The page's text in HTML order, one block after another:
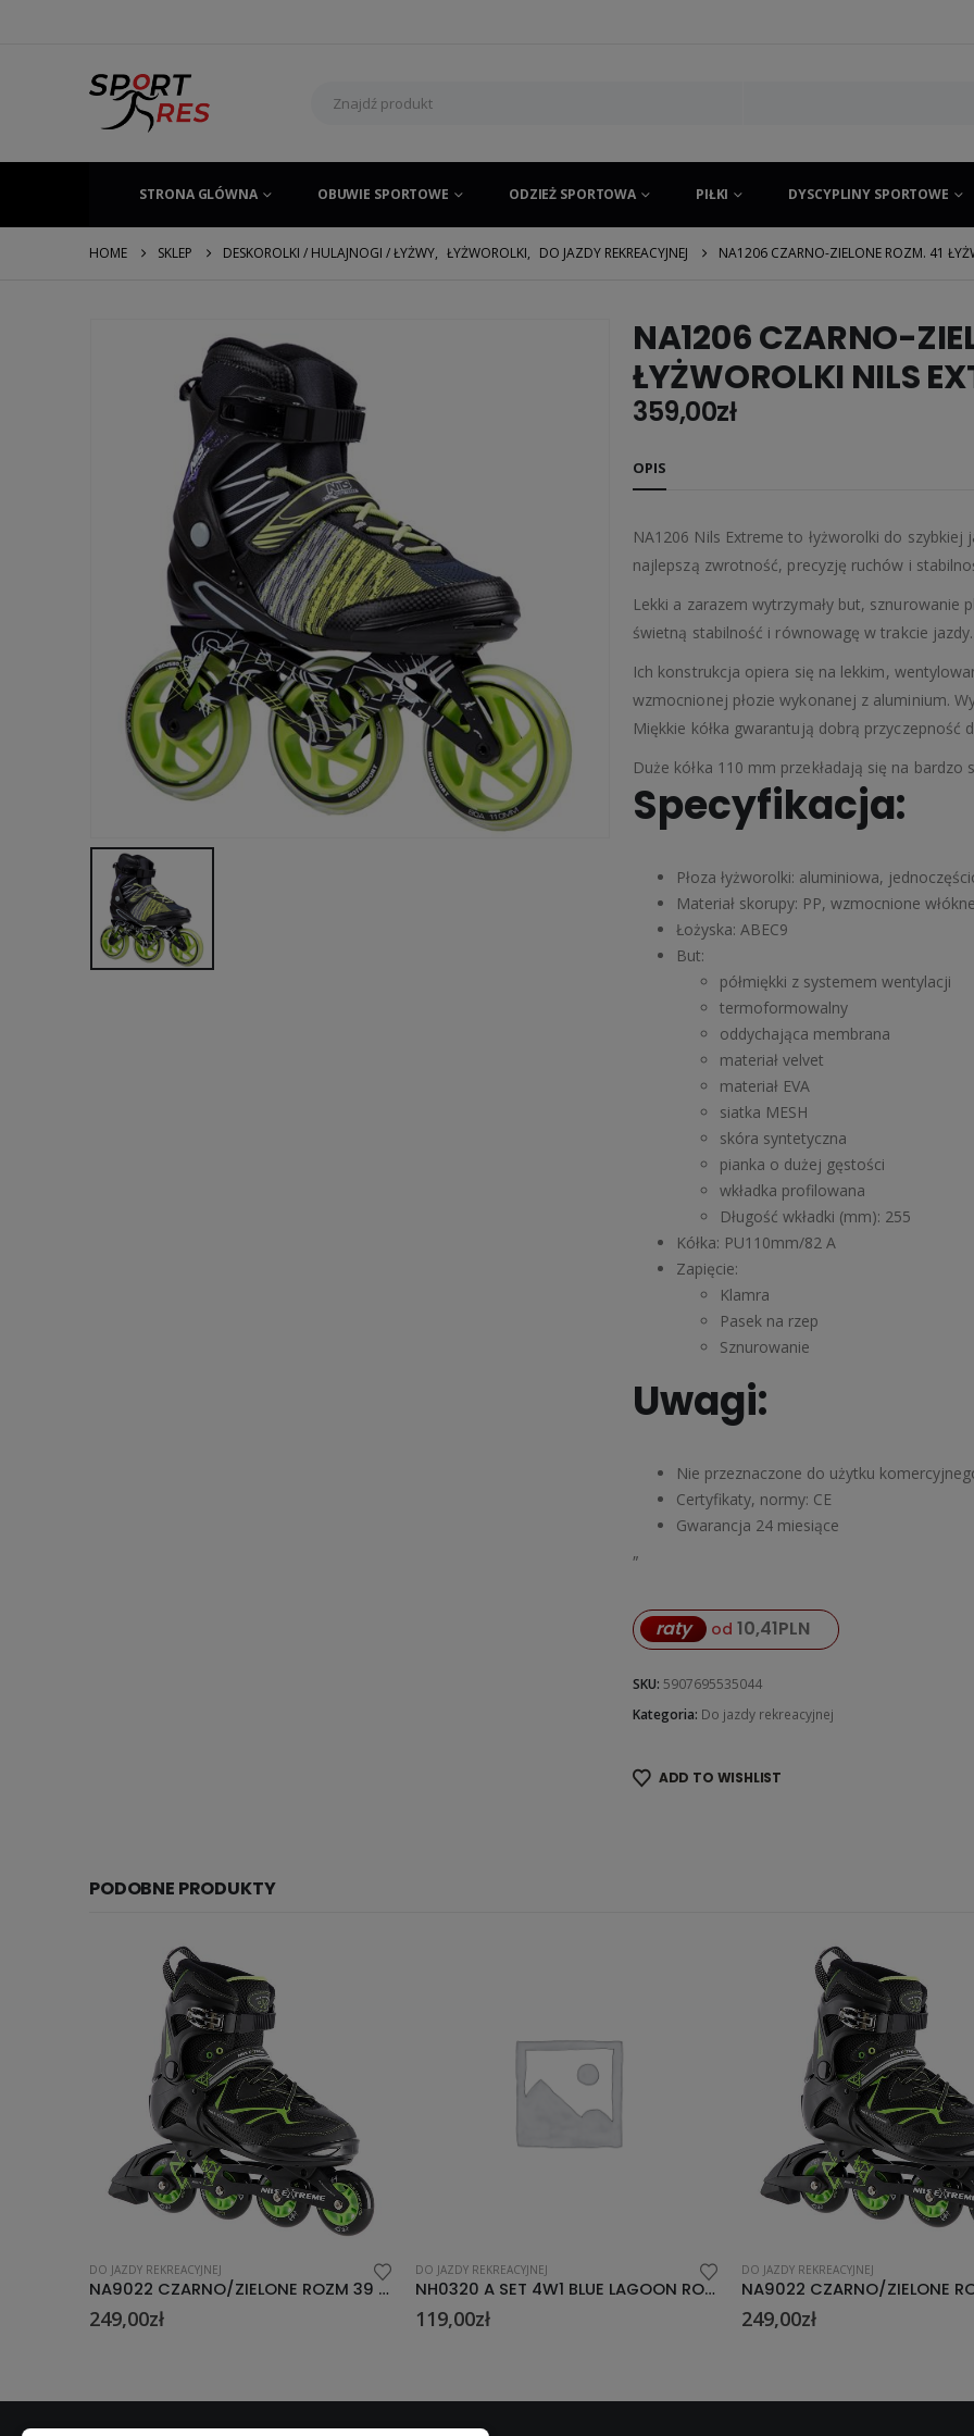
STRONA GLÓWNA OBUWIE SPORTOWE ODZIEŻ SPORTOWA PIŁKI DYSCYPLINY SPORTOWE
HOME SKLEP DESKOROLKI / HULAJNOGI / ŁYŻWY, ŁYŻWOROLKI, DO JAZDY REKREACYJNEJ NA1206 CZARNO-ZIELONE ROZM. 41
NA1206 CZARNO-
ŁYŻWOROLKI NILS
359,00zł
OPIS
NA1206 Nils Extreme to łyżworolki do
najlepszą zwrotność, precyzję ruchów i
Lekki a zarazem wytrzymały but,
świetną stabilność i równowagę w trakcie jazdy.
Ich konstrukcja opiera się na lekkim,
wzmocnionej płozie wykonanej z aluminium.
Miękkie kółka gwarantują dobrą
Duże kółka 110 mm przekładają się na bardzo
Specyfikacja:
Płoza łyżworolki: aluminiowa,
Materiał skorupy: PP, wzmocnione
Łożyska: ABEC9
But:
półmiękki z systemem wentylacji
termoformowalny
oddychająca membrana
materiał velvet
materiał EVA
siatka MESH
skóra syntetyczna
pianka o dużej gęstości
wkładka profilowana
Długość wkładki (mm): 255
Kółka: PU110mm/82 A
Zapięcie:
Klamra
Pasek na rzep
Sznurowanie
Uwagi:
Nie przeznaczone do użytku
Certyfikaty, normy: CE
Gwarancja 24 miesiące
„
raty od 10,41PLN
SKU: 5907695535044
Kategoria: Do jazdy rekreacyjnej
ADD TO WISHLIST
PODOBNE PRODUKTY
DO JAZDY REKREACYJNEJ
NH0320 A SET 4W1 BLUE LAGOON ROZM. M (35-38) ŁYŻWOROLKI PŁOZA HOKEJOWA NILS EXTREME
119,00zł
DO JAZDY REKREACYJNEJ
NA9022 CZARNO/ZIELONE ROZM 42 ŁYŻWOROLKI NILS EXTREME
249,00zł
DO JAZDY REKREACYJNEJ
359,00zł